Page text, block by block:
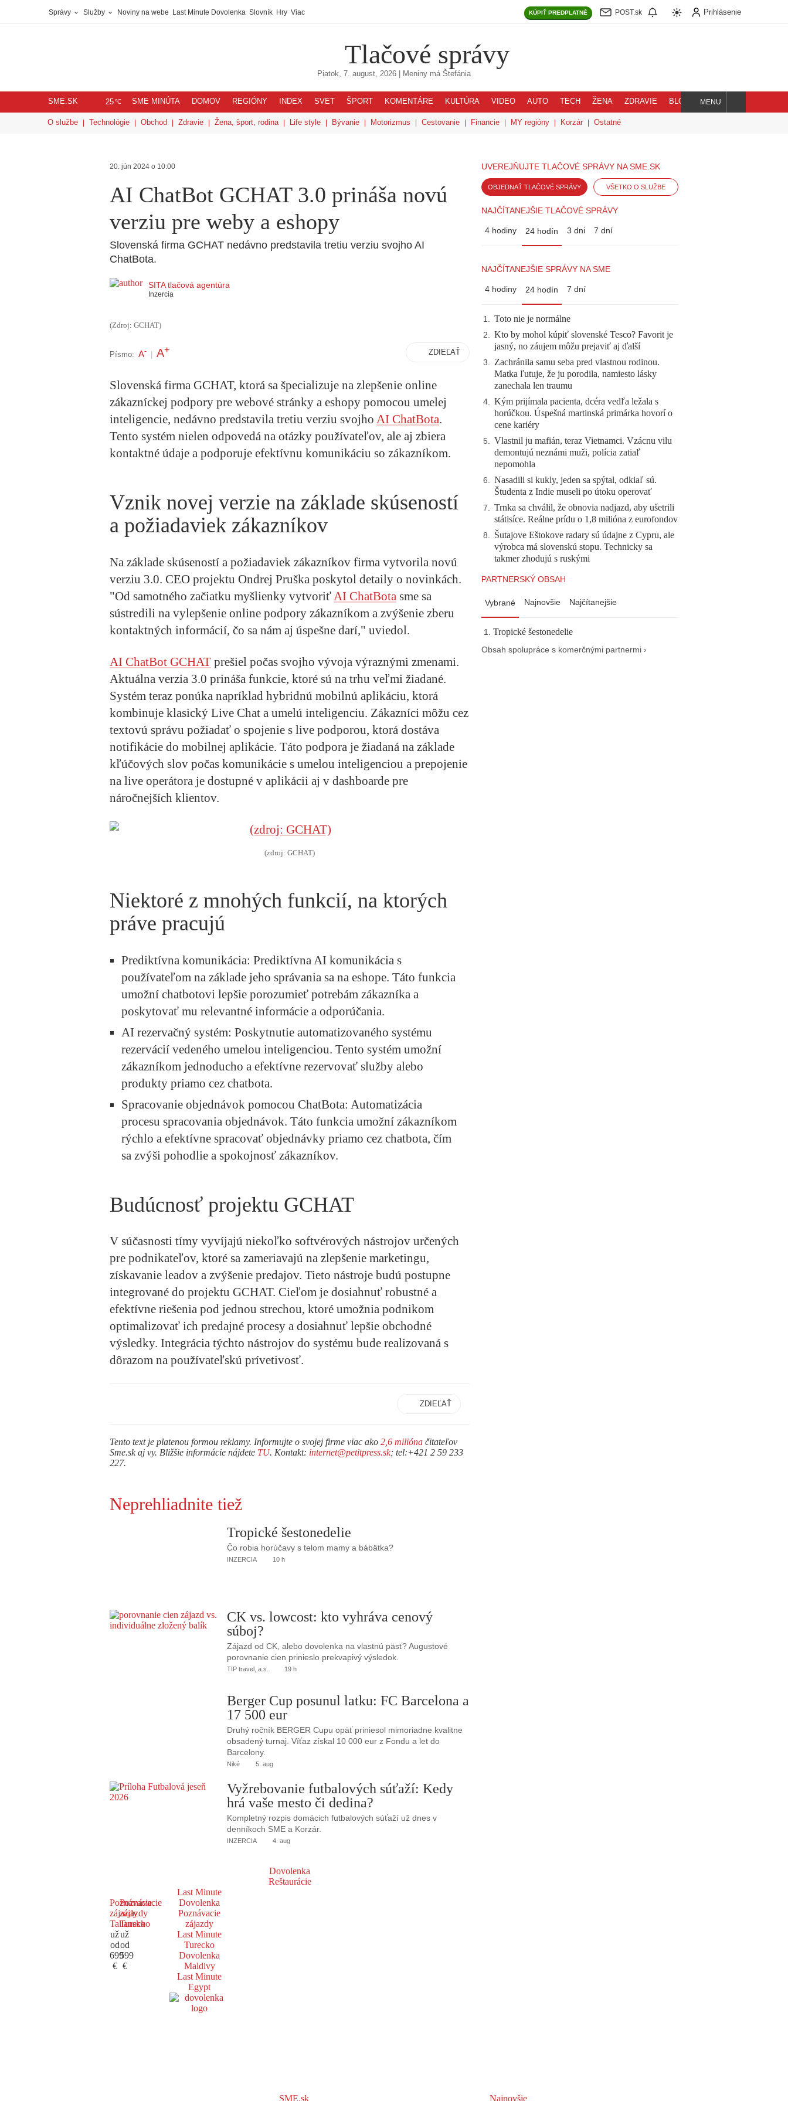
Správy Služby Noviny na webe Last Minute Dovolenka Slovník Hry Viac KÚPIŤ PREDPLATNÉ POST.sk Prihlásenie
Tlačové správy
Piatok, 7. august, 2026 | Meniny má Štefánia
SME.SK 25℃ SME MINÚTA DOMOV REGIÓNY INDEX SVET ŠPORT KOMENTÁRE KULTÚRA VIDEO AUTO TECH ŽENA ZDRAVIE BLOG
Hľadaj
MENU
O službe Technológie Obchod Zdravie Žena, šport, rodina Life style Bývanie Motorizmus Cestovanie Financie MY regióny Korzár Ostatné
20. jún 2024 o 10:00
AI ChatBot GCHAT 3.0 prináša novú
verziu pre weby a eshopy
Slovenská firma GCHAT nedávno predstavila tretiu verziu svojho AI
ChatBota.
SITA tlačová agentúra
Inzercia
(Zdroj: GCHAT)
Písmo: A- A+ ZDIEĽAŤ
Slovenská firma GCHAT, ktorá sa špecializuje na zlepšenie online
zákazníckej podpory pre webové stránky a eshopy pomocou umelej
inteligencie, nedávno predstavila tretiu verziu svojho AI ChatBota.
Tento systém nielen odpovedá na otázky používateľov, ale aj zbiera
kontaktné údaje a podporuje efektívnu komunikáciu so zákazníkom.
Vznik novej verzie na základe skúseností
a požiadaviek zákazníkov
Na základe skúseností a požiadaviek zákazníkov firma vytvorila novú
verziu 3.0. CEO projektu Ondrej Pruška poskytol detaily o novinkách.
"Od samotného začiatku myšlienky vytvoriť AI ChatBota sme sa
sústredili na vylepšenie online podpory zákazníkom a zvýšenie zberu
kontaktných informácií, čo sa nám aj úspešne darí," uviedol.
AI ChatBot GCHAT prešiel počas svojho vývoja výraznými zmenami.
Aktuálna verzia 3.0 prináša funkcie, ktoré sú na trhu veľmi žiadané.
Systém teraz ponúka napríklad hybridnú mobilnú aplikáciu, ktorá
kombinuje klasický Live Chat a umelú inteligenciu. Zákazníci môžu cez
textovú správu požiadať o spojenie s live podporou, ktorá dostáva
notifikácie do mobilnej aplikácie. Táto podpora je žiadaná na základe
kľúčových slov počas komunikácie s umelou inteligenciou a prepojenie
na live operátora je dostupné v aplikácii aj v dashboarde pre
náročnejších klientov.
(zdroj: GCHAT)
Niektoré z mnohých funkcií, na ktorých
práve pracujú
Prediktívna komunikácia: Prediktívna AI komunikácia s
používateľom na základe jeho správania sa na eshope. Táto funkcia
umožní chatbotovi lepšie porozumieť potrebám zákazníka a
poskytovať mu relevantné informácie a odporúčania.
AI rezervačný systém: Poskytnutie automatizovaného systému
rezervácií vedeného umelou inteligenciou. Tento systém umožní
zákazníkom jednoducho a efektívne rezervovať služby alebo
produkty priamo cez chatbota.
Spracovanie objednávok pomocou ChatBota: Automatizácia
procesu spracovania objednávok. Táto funkcia umožní zákazníkom
rýchlo a efektívne spracovať objednávky priamo cez chatbota, čím
sa zvýši pohodlie a spokojnosť zákazníkov.
Budúcnosť projektu GCHAT
V súčasnosti tímy vyvíjajú niekoľko softvérových nástrojov určených
pre podnikateľov, ktoré sa zameriavajú na zlepšenie marketingu,
získavanie leadov a zvýšenie predajov. Tieto nástroje budú postupne
integrované do projektu GCHAT. Cieľom je dosiahnuť robustné a
efektívne riešenia pod jednou strechou, ktoré umožnia podnikom
optimalizovať ich predajné procesy a dosiahnuť lepšie obchodné
výsledky. Integrácia týchto nástrojov do systému bude realizovaná s
dôrazom na používateľskú prívetivosť.
ZDIEĽAŤ
Tento text je platenou formou reklamy. Informujte o svojej firme viac ako 2,6 milióna čitateľov
Sme.sk aj vy. Bližšie informácie nájdete TU. Kontakt: internet@petitpress.sk; tel:+421 2 59 233
227.
UVEREJŇUJTE TLAČOVÉ SPRÁVY NA SME.SK
OBJEDNAŤ TLAČOVÉ SPRÁVY VŠETKO O SLUŽBE
NAJČÍTANEJŠIE TLAČOVÉ SPRÁVY
4 hodiny 24 hodín 3 dni 7 dní
NAJČÍTANEJŠIE SPRÁVY NA SME
4 hodiny 24 hodín 7 dní
1. Toto nie je normálne
2. Kto by mohol kúpiť slovenské Tesco? Favorit je
jasný, no záujem môžu prejaviť aj ďalší
3. Zachránila samu seba pred vlastnou rodinou.
Matka ľutuje, že ju porodila, namiesto lásky
zanechala len traumu
4. Kým prijímala pacienta, dcéra vedľa ležala s
horúčkou. Úspešná martinská primárka hovorí o
cene kariéry
5. Vlastnil ju mafián, teraz Vietnamci. Vzácnu vilu
demontujú neznámi muži, polícia zatiaľ
nepomohla
6. Nasadili si kukly, jeden sa spýtal, odkiaľ sú.
Študenta z Indie museli po útoku operovať
7. Trnka sa chválil, že obnovia nadjazd, aby ušetrili
státisíce. Reálne prídu o 1,8 milióna z eurofondov
8. Šutajove Eštokove radary sú údajne z Cypru, ale
výrobca má slovenskú stopu. Technicky sa
takmer zhodujú s ruskými
PARTNERSKÝ OBSAH
Vybrané Najnovšie Najčítanejšie
Tropické šestonedelie
Obsah spolupráce s komerčnými partnermi ›
Neprehliadnite tiež
Tropické šestonedelie
Čo robia horúčavy s telom mamy a bábätka?
INZERCIA 10 h
CK vs. lowcost: kto vyhráva cenový
súboj?
Zájazd od CK, alebo dovolenka na vlastnú päsť? Augustové
porovnanie cien prinieslo prekvapivý výsledok.
TIP travel, a.s. 19 h
Berger Cup posunul latku: FC Barcelona a
17 500 eur
Druhý ročník BERGER Cupu opäť priniesol mimoriadne kvalitne
obsadený turnaj. Víťaz získal 10 000 eur z Fondu a let do
Barcelony.
Niké 5. aug
Vyžrebovanie futbalových súťaží: Kedy
hrá vaše mesto či dedina?
Kompletný rozpis domácich futbalových súťaží už dnes v
denníkoch SME a Korzár.
INZERCIA 4. aug
Dovolenka
Reštaurácie
Poznávacie
zájazdy
Taliansko
už
od
699
€
Poznávacie
zájazdy
Turecko
už
od
599
€
Last Minute
Dovolenka
Poznávacie
zájazdy
Last Minute
Turecko
Dovolenka
Maldivy
Last Minute
Egypt
SME.sk Najnovšie